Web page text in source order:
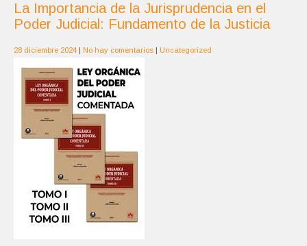
La Importancia de la Jurisprudencia en el
Poder Judicial: Fundamento de la Justicia
28 diciembre 2024 No hay comentarios Uncategorized